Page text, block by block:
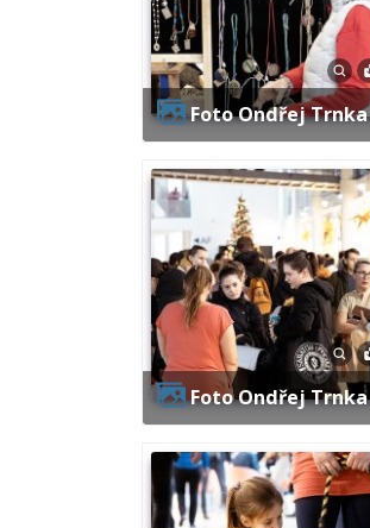
Foto Ondřej Trnka
Foto Ondřej Trnka